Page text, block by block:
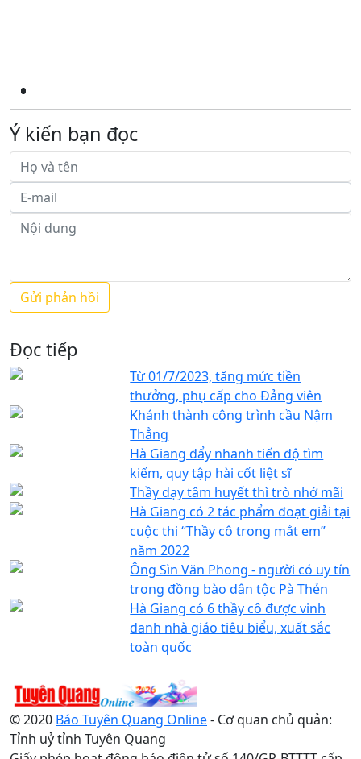
Ý kiến bạn đọc
Đọc tiếp
Từ 01/7/2023, tăng mức tiền
thưởng, phụ cấp cho Đảng viên
Khánh thành công trình cầu Nậm
Thẳng
Hà Giang đẩy nhanh tiến độ tìm
kiếm, quy tập hài cốt liệt sĩ
Thầy dạy tâm huyết thì trò nhớ mãi
Hà Giang có 2 tác phẩm đoạt giải tại
cuộc thi “Thầy cô trong mắt em”
năm 2022
Ông Sìn Văn Phong - người có uy tín
trong đồng bào dân tộc Pà Thẻn
Hà Giang có 6 thầy cô được vinh
danh nhà giáo tiêu biểu, xuất sắc
toàn quốc
© 2020 Báo Tuyên Quang Online- Cơ quan chủ quản:
Tỉnh uỷ tỉnh Tuyên Quang